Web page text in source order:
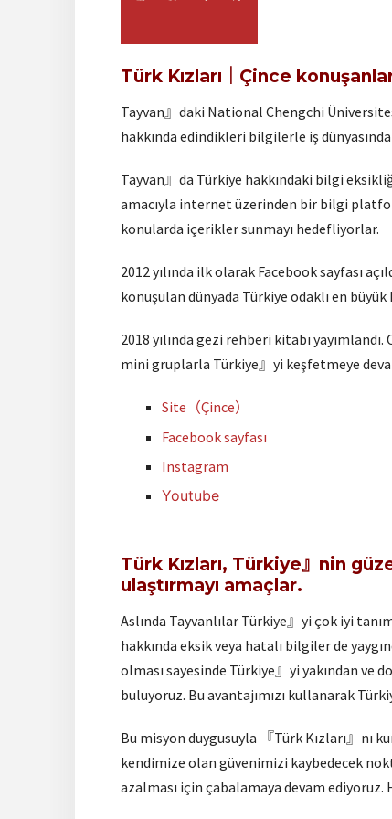
Türk Kızları｜Çince
Tayvan』daki National Chengchi
hakkında edindikleri bilgilerle iş
Tayvan』da Türkiye hakkındaki bilgi
amacıyla internet üzerinden bir bilgi
konularda içerikler sunmayı hedefliyorlar.
2012 yılında ilk olarak Facebook sayfası
konuşulan dünyada Türkiye odaklı en
2018 yılında gezi rehberi kitabı
mini gruplarla Türkiye』yi keşfetmeye
Site（Çince）
Facebook sayfası
Instagram
Youtube
Türk Kızları, Türkiye』nin
ulaştırmayı amaçlar.
Aslında Tayvanlılar Türkiye』yi çok iyi
hakkında eksik veya hatalı bilgiler de
olması sayesinde Türkiye』yi yakından ve
buluyoruz. Bu avantajımızı kullanarak
Bu misyon duygusuyla 『Türk Kızları』nı
kendimize olan güvenimizi kaybedecek
azalması için çabalamaya devam